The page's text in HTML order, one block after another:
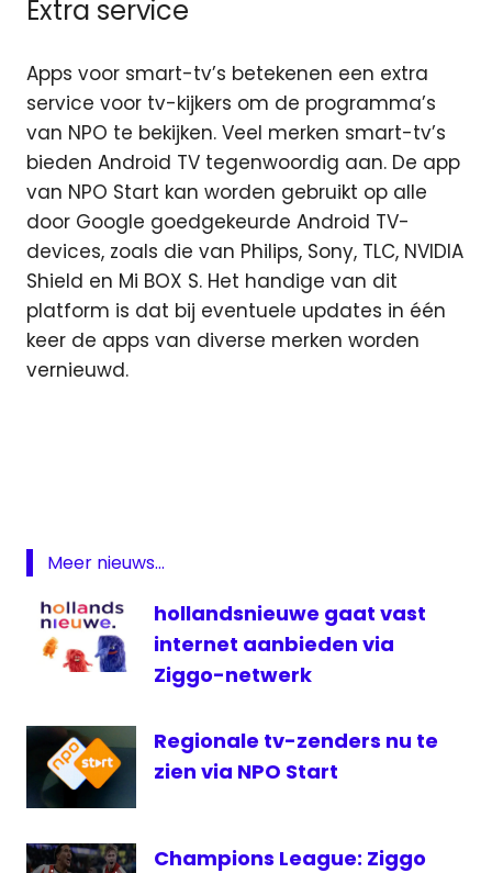
Extra service
Apps voor smart-tv’s betekenen een extra
service voor tv-kijkers om de programma’s
van NPO te bekijken. Veel merken smart-tv’s
bieden Android TV tegenwoordig aan. De app
van NPO Start kan worden gebruikt op alle
door Google goedgekeurde Android TV-
devices, zoals die van Philips, Sony, TLC, NVIDIA
Shield en Mi BOX S. Het handige van dit
platform is dat bij eventuele updates in één
keer de apps van diverse merken worden
vernieuwd.
Start
On
Demand
televisie
Meer nieuws...
hollandsnieuwe gaat vast
internet aanbieden via
Ziggo-netwerk
Regionale tv-zenders nu te
zien via NPO Start
Champions League: Ziggo